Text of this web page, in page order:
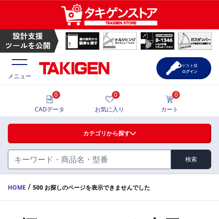
ハンドル・取手・つまみ・周辺機器
FA・A
蝶番・ステー・周辺機器
価格一覧
製品カタログ
メニュー
カテゴリから探す
検索
0
CADデータ
0
お気に入り
0
カート
ゲスト様
ログイン
HOME / 500 お探しのページを表示できませんでした